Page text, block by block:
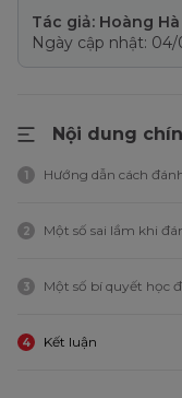
Tác giả: Hoàng Hà
Ngày cập nhật:
Nội dung
1 Hướng dẫn cách
2 Một số sai lầm khi
3 Một số bí quyết học
4 Kết luận